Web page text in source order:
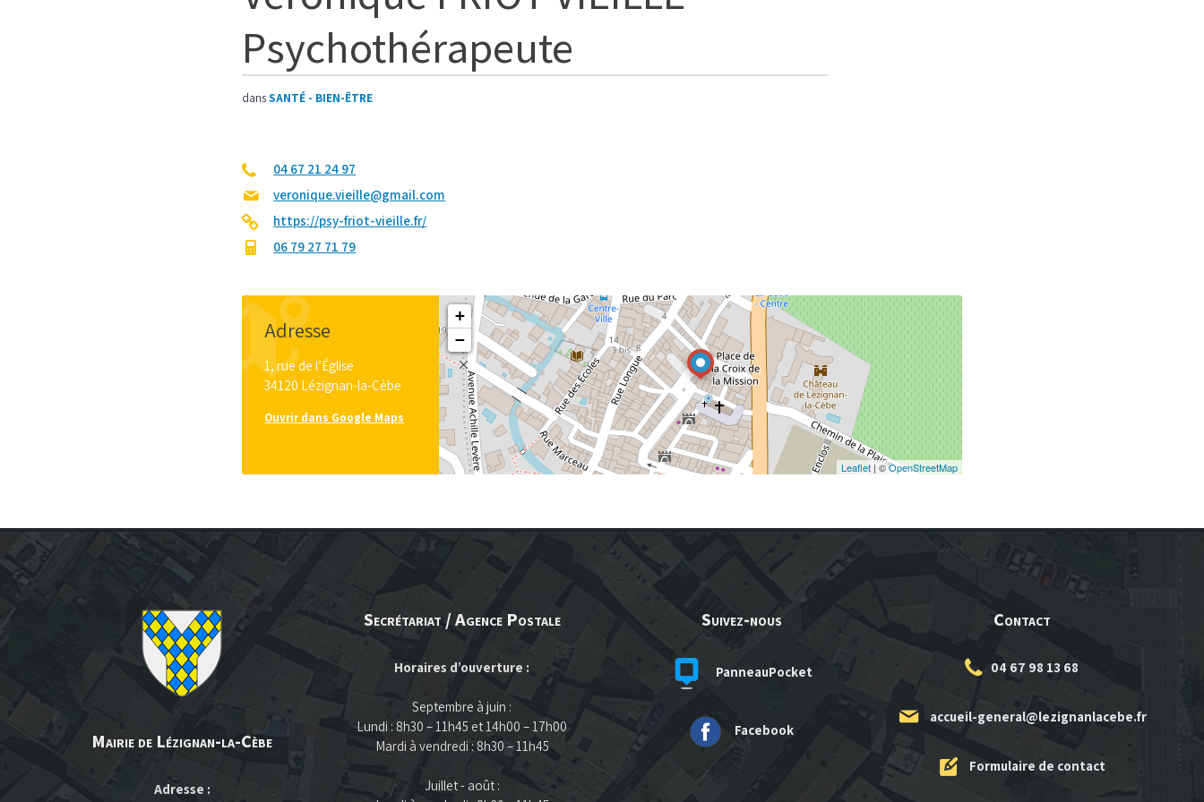
Psychothérapeute
dansSANTÉ - BIEN-ÊTRE
04 67 21 24 97
veronique.vieille@gmail.com
https://psy-friot-vieille.fr/
06 79 27 71 79
Adresse
1, rue de l’Église
34120 Lézignan-la-Cèbe
Ouvrir dans Google Maps
+
−
Leaflet| ©OpenStreetMap
Mairie de Lézignan-la-Cèbe
Adresse :
Secrétariat / Agence Postale
Horaires d’ouverture :
Septembre à juin :
Lundi : 8h30 – 11h45 et 14h00 – 17h00
Mardi à vendredi : 8h30 – 11h45
Juillet - août :
Suivez-nous
PanneauPocket
Facebook
Contact
04 67 98 13 68
accueil-general@lezignanlacebe.fr
Formulaire de contact